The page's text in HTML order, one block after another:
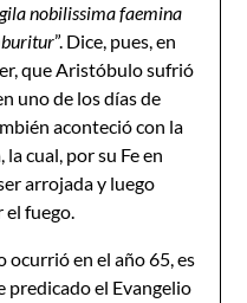
nobilissima faemina
”. Dice, pues, en
que Aristóbulo sufrió
uno de los días de
aconteció con la
cual, por su Fe en
arrojada y luego
fuego.
ocurrió en el año 65, es
predicado el Evangelio